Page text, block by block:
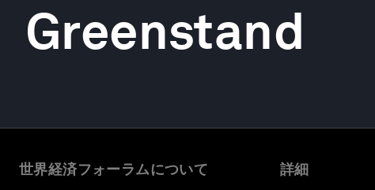
Greenstand
世界経済フォーラムについて 詳細